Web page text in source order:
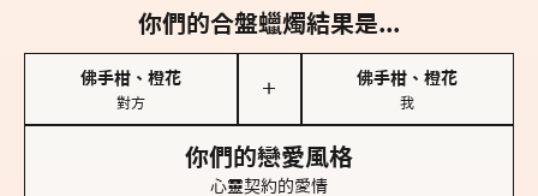
你們的合盤蠟燭結果是...
佛手柑、橙花
對方
＋
佛手柑、橙花
我
你們的戀愛風格
心靈契約的愛情